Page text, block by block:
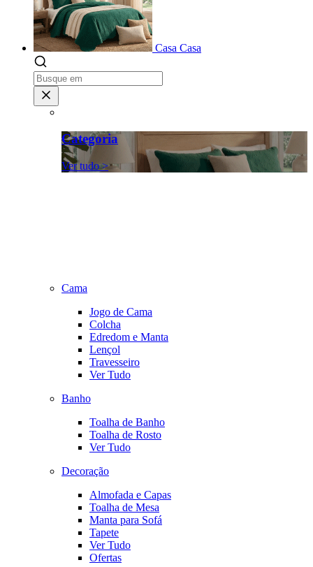
Casa Casa
Categoria
Ver tudo >
Cama
Jogo de Cama
Colcha
Edredom e Manta
Lençol
Travesseiro
Ver Tudo
Banho
Toalha de Banho
Toalha de Rosto
Ver Tudo
Decoração
Almofada e Capas
Toalha de Mesa
Manta para Sofá
Tapete
Ver Tudo
Ofertas